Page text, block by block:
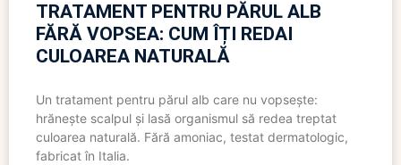
TRATAMENT PENTRU PĂRUL ALB
FĂRĂ VOPSEA: CUM ÎȚI REDAI
CULOAREA NATURALĂ
Un tratament pentru părul alb care nu vopsește:
hrănește scalpul și lasă organismul să redea treptat
culoarea naturală. Fără amoniac, testat dermatologic,
fabricat în Italia.